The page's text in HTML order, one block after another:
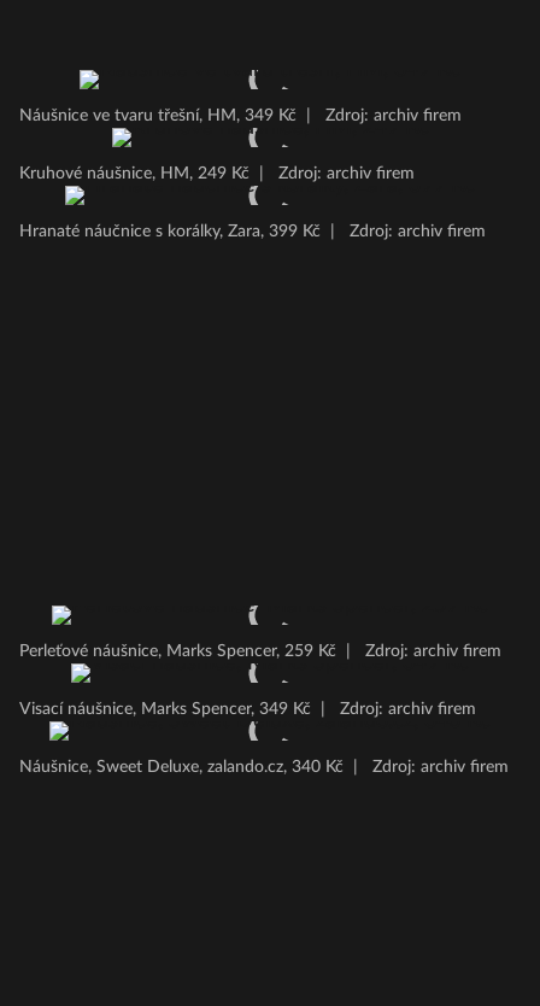
Náušnice ve tvaru třešní, HM, 349 Kč Zdroj: archiv firem
Kruhové náušnice, HM, 249 Kč Zdroj: archiv firem
Hranaté náučnice s korálky, Zara, 399 Kč Zdroj: archiv firem
Perleťové náušnice, Marks Spencer, 259 Kč Zdroj: archiv firem
Visací náušnice, Marks Spencer, 349 Kč Zdroj: archiv firem
Náušnice, Sweet Deluxe, zalando.cz, 340 Kč Zdroj: archiv firem